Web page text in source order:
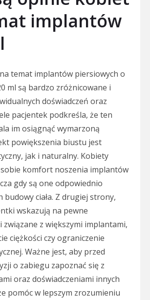
implantów
temat implantów piersiowych o
ml są bardzo zróżnicowane i
doświadczeń oraz
pacjentek podkreśla, że ten
im osiągnąć wymarzoną
powiększenia biustu jest
jak i naturalny. Kobiety
komfort noszenia implantów
gdy są one odpowiednio
budowy ciała. Z drugiej strony,
wskazują na pewne
związane z większymi implantami,
ciężkości czy ograniczenie
Ważne jest, aby przed
o zabiegu zapoznać się z
oraz doświadczeniami innych
pomóc w lepszym zrozumieniu